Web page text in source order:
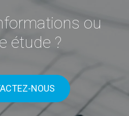
ou
étude ?
NOUS